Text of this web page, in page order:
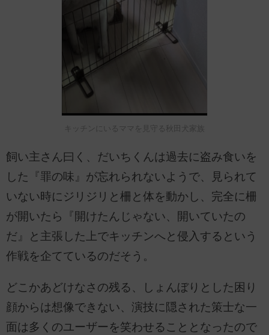
キッチンにいるママを見守る秋田犬家族
飼い主さん曰く、だいちくんは過去に盗み食いを
した『罪の味』が忘れられないようで、見られて
いない時にジリジリと柵と体を動かし、完全に柵
が開いたら『開けたんじゃない、開いていたの
だ』と主張した上でキッチンへと侵入するという
作戦を企てているのだそう。
どこかあどけなさの残る、しょんぼりとした困り
顔からは想像できない、演技に隠された策士な一
面は多くのユーザーを笑わせることとなったので